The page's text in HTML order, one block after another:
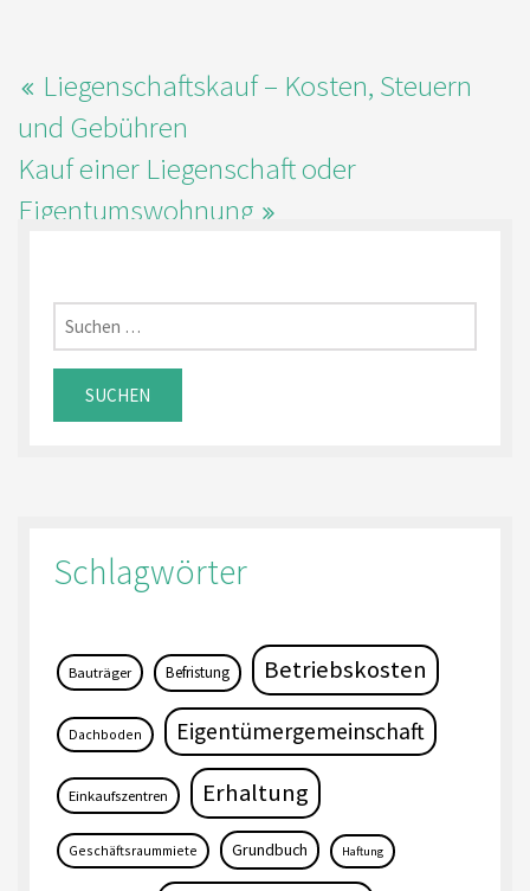
Liegenschaftskauf – Kosten, Steuern
und Gebühren
Kauf einer Liegenschaft oder
Eigentumswohnung
Suchen
nach:
Schlagwörter
Bauträger Befristung Betriebskosten
Dachboden Eigentümergemeinschaft
Einkaufszentren Erhaltung
Geschäftsraummiete Grundbuch Haftung